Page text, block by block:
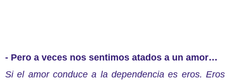
- Pero a veces nos sentimos atados a un amor…
Si el amor conduce a la dependencia es eros. Eros